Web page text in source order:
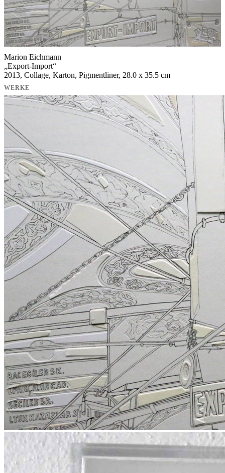
Marion Eichmann
„Export-Import“
2013, Collage, Karton, Pigmentliner, 28.0 x 35.5 cm
WERKE